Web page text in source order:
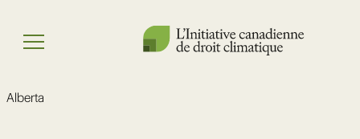
content
Menu
Alberta